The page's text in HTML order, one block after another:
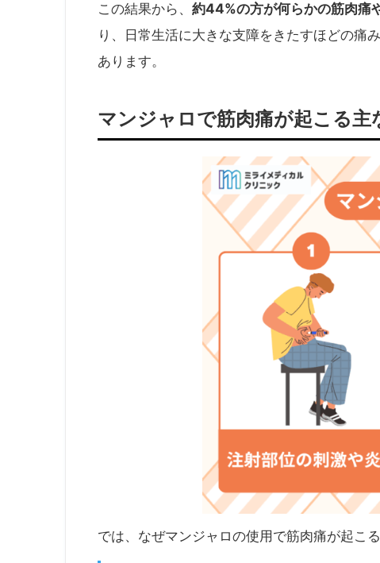
この結果から、 約44%の方が何らかの筋肉痛
り、日常生活に大きな支障をきたすほどの痛
あります。
マンジャロで筋肉痛が起こる主
では、なぜマンジャロの使用で筋肉痛が起こ